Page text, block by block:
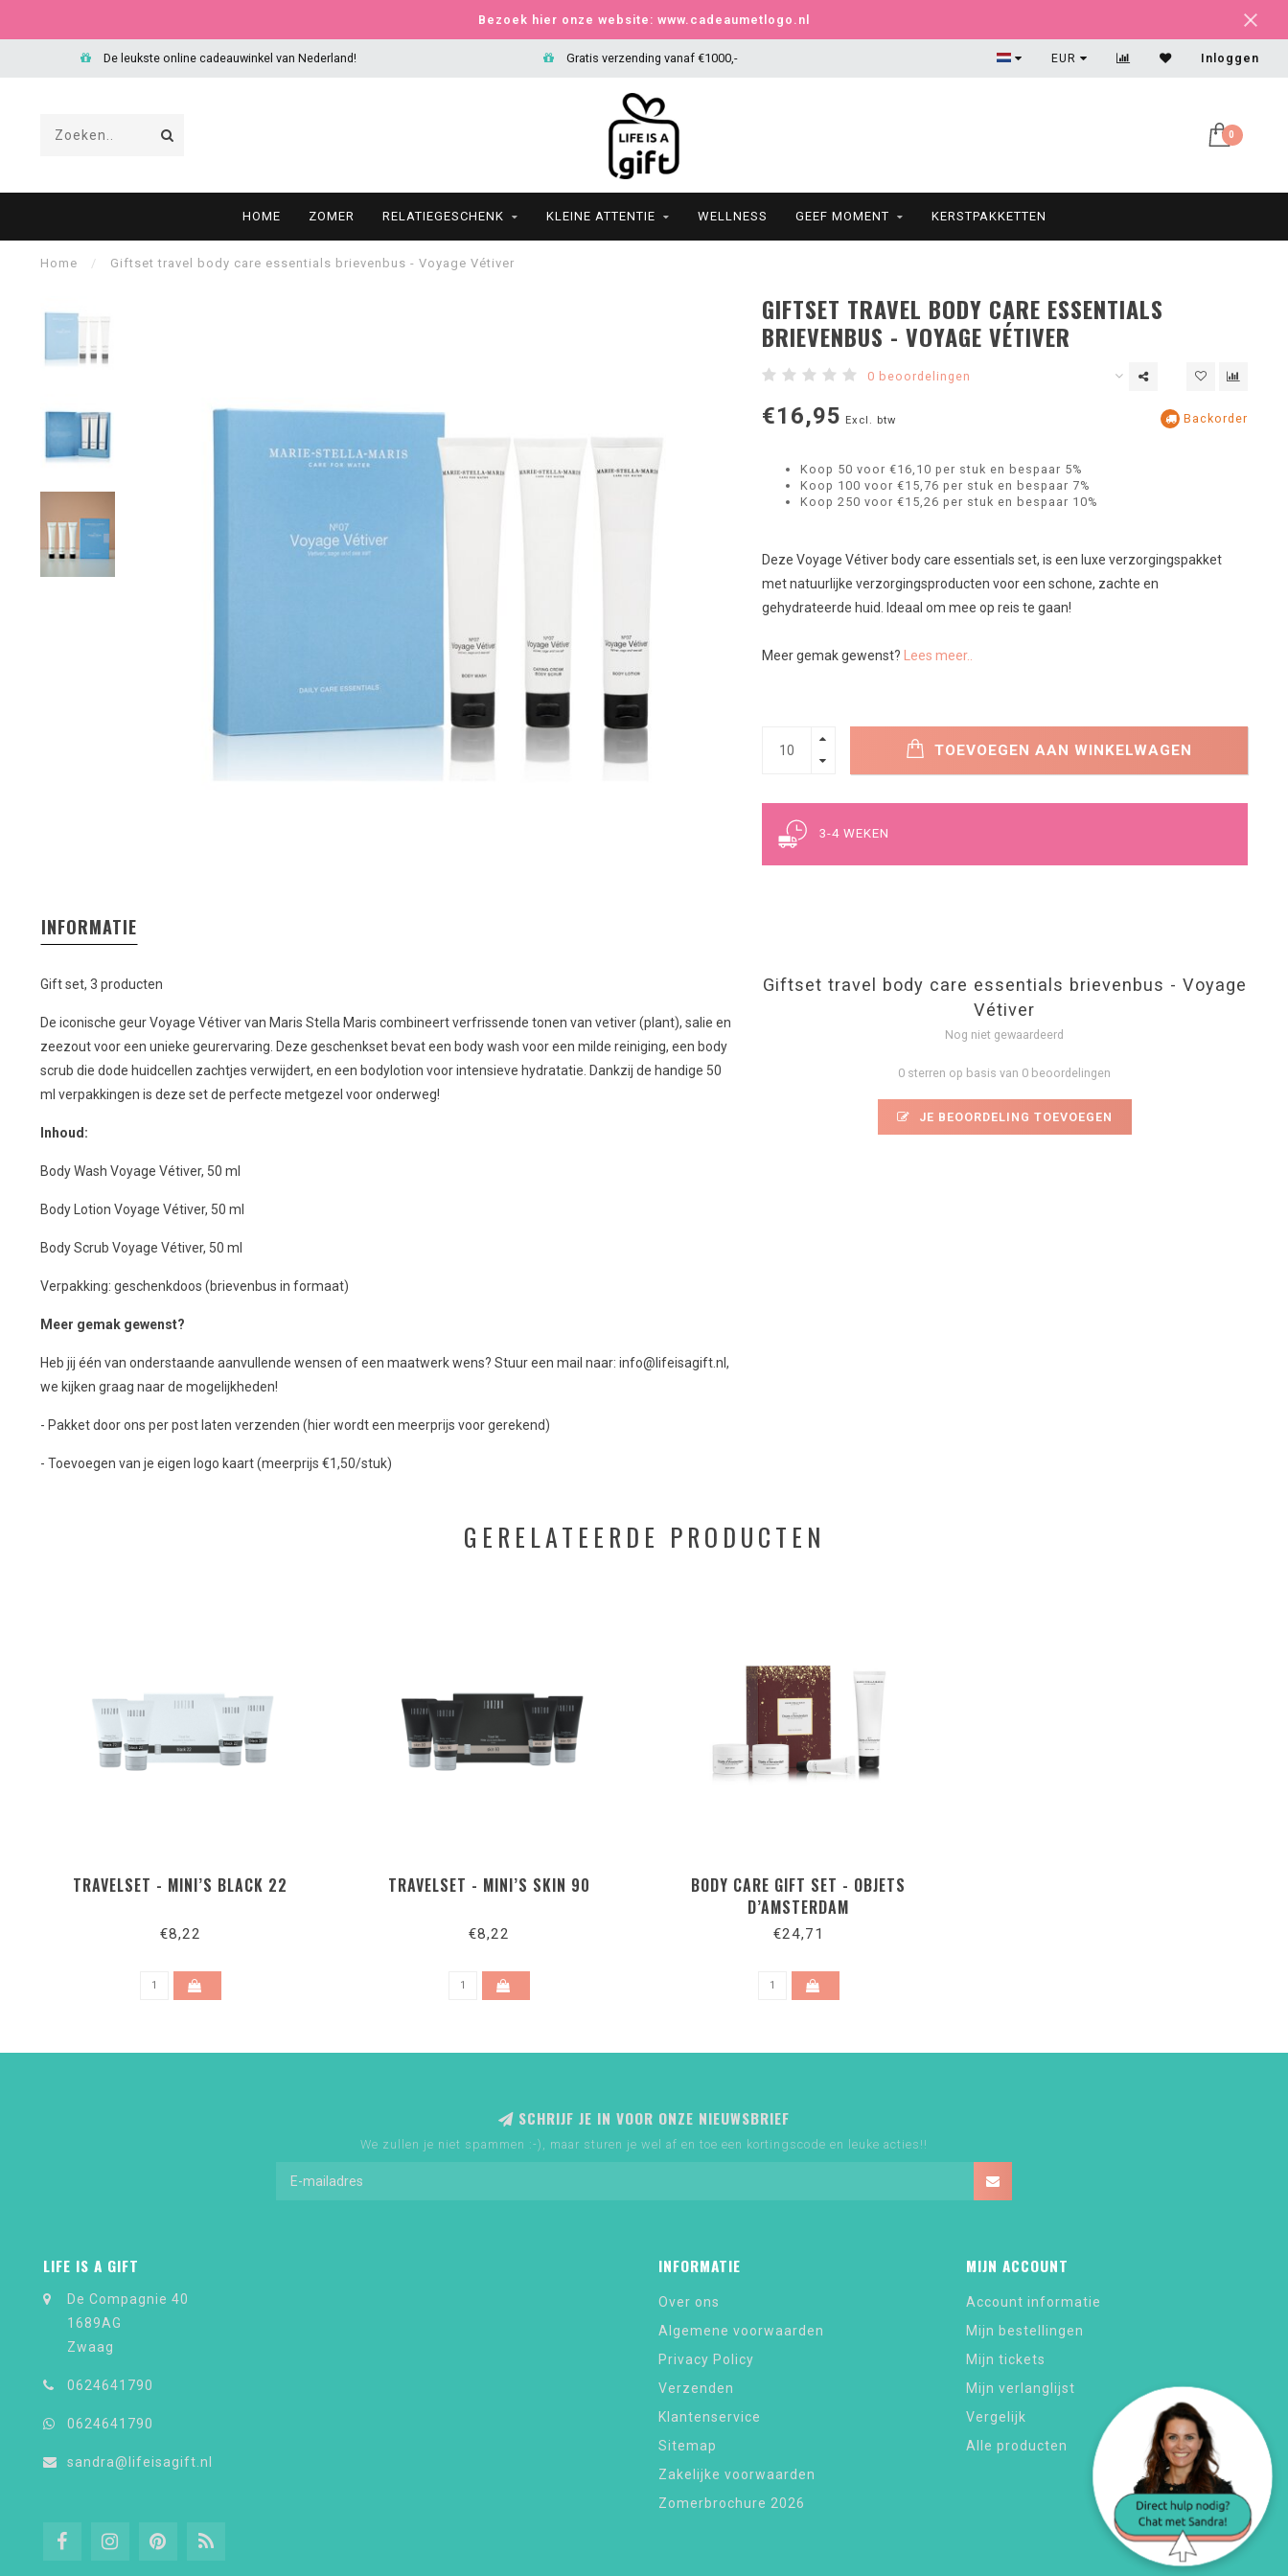
Bezoek hier onze website: www.cadeaumetlogo.nl
De leukste online cadeauwinkel van Nederland! Gratis verzending vanaf €1000,- Altijd een feestje om uit te pakken!
EUR Inloggen
0
HOME ZOMER RELATIEGESCHENK KLEINE ATTENTIE WELLNESS GEEF MOMENT KERSTPAKKETTEN
Home / Giftset travel body care essentials brievenbus - Voyage Vétiver
GIFTSET TRAVEL BODY CARE ESSENTIALS
BRIEVENBUS - VOYAGE VÉTIVER
0 beoordelingen
€16,95 Excl. btw Backorder
Koop 50 voor €16,10 per stuk en bespaar 5%
Koop 100 voor €15,76 per stuk en bespaar 7%
Koop 250 voor €15,26 per stuk en bespaar 10%
Deze Voyage Vétiver body care essentials set, is een luxe verzorgingspakket
met natuurlijke verzorgingsproducten voor een schone, zachte en
gehydrateerde huid. Ideaal om mee op reis te gaan!
Meer gemak gewenst? Lees meer..
TOEVOEGEN AAN WINKELWAGEN
3-4 WEKEN
INFORMATIE
Gift set, 3 producten
De iconische geur Voyage Vétiver van Maris Stella Maris combineert verfrissende tonen van vetiver (plant), salie en
zeezout voor een unieke geurervaring. Deze geschenkset bevat een body wash voor een milde reiniging, een body
scrub die dode huidcellen zachtjes verwijdert, en een bodylotion voor intensieve hydratatie. Dankzij de handige 50
ml verpakkingen is deze set de perfecte metgezel voor onderweg!
Inhoud:
Body Wash Voyage Vétiver, 50 ml
Body Lotion Voyage Vétiver, 50 ml
Body Scrub Voyage Vétiver, 50 ml
Verpakking: geschenkdoos (brievenbus in formaat)
Meer gemak gewenst?
Heb jij één van onderstaande aanvullende wensen of een maatwerk wens? Stuur een mail naar: info@lifeisagift.nl ,
we kijken graag naar de mogelijkheden!
- Pakket door ons per post laten verzenden (hier wordt een meerprijs voor gerekend)
- Toevoegen van je eigen logo kaart (meerprijs €1,50/stuk)
Giftset travel body care essentials brievenbus - Voyage
Vétiver
Nog niet gewaardeerd
0 sterren op basis van 0 beoordelingen
JE BEOORDELING TOEVOEGEN
GERELATEERDE PRODUCTEN
TRAVELSET - MINI’S BLACK 22
€8,22
TRAVELSET - MINI’S SKIN 90
€8,22
BODY CARE GIFT SET - OBJETS
D’AMSTERDAM
€24,71
SCHRIJF JE IN VOOR ONZE NIEUWSBRIEF
We zullen je niet spammen :-), maar sturen je wel af en toe een kortingscode en leuke acties!!
LIFE IS A GIFT
De Compagnie 40
1689AG
Zwaag
0624641790
0624641790
sandra@lifeisagift.nl
INFORMATIE
Over ons
Algemene voorwaarden
Privacy Policy
Verzenden
Klantenservice
Sitemap
Zakelijke voorwaarden
Zomerbrochure 2026
MIJN ACCOUNT
Account informatie
Mijn bestellingen
Mijn tickets
Mijn verlanglijst
Vergelijk
Alle producten